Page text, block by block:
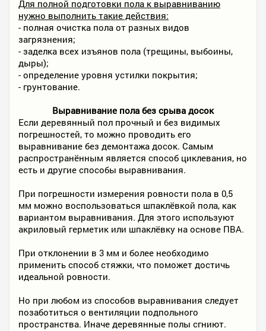
Для полной подготовки пола к выравниванию
нужно выполнить такие действия:
- полная очистка пола от разных видов
загрязнения;
- заделка всех изъянов пола (трещины, выбоины,
дыры);
- определение уровня устилки покрытия;
- грунтование.
Выравнивание пола без срыва досок
Если деревянный пол прочный и без видимых
погрешностей, то можно проводить его
выравнивание без демонтажа досок. Самым
распространённым является способ циклевания, но
есть и другие способы выравнивания.
При погрешности измерения ровности пола в 0,5
мм можно воспользоваться шпаклёвкой пола, как
вариантом выравнивания. Для этого используют
акриловый герметик или шпаклёвку на основе ПВА.
При отклонении в 3 мм и более необходимо
применить способ стяжки, что поможет достичь
идеальной ровности.
Но при любом из способов выравнивания следует
позаботиться о вентиляции подпольного
пространства. Иначе деревянные полы сгниют.